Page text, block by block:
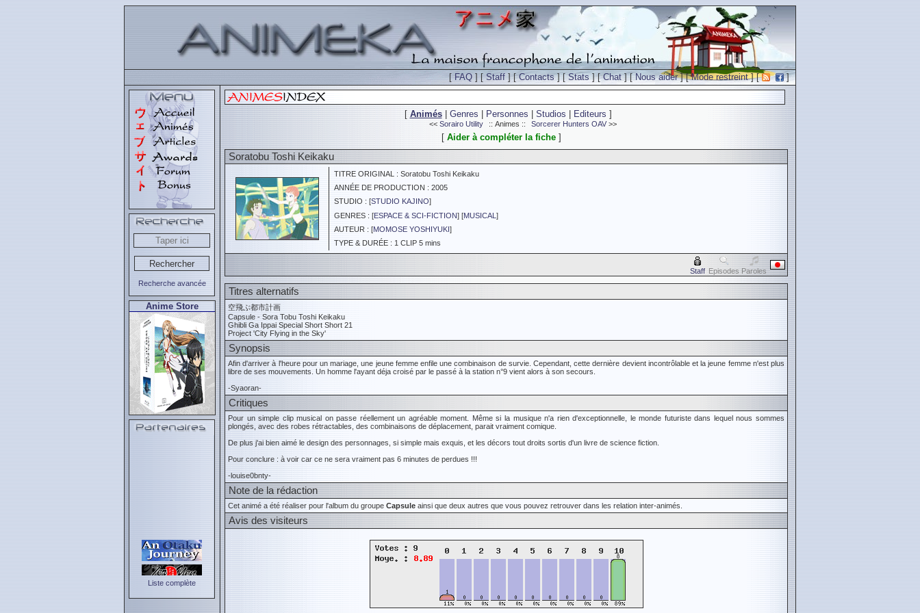
[FAQ ] [Staff ] [Contacts] [Stats] [Chat] [Nous aider] [Mode restreint] [ ]
Recherche avancée
Anime Store
Liste complète
[ Animés| Genres Personnes Studios Editeurs ]
<< Sorairo Utility :: Animes :: Sorcerer Hunters OAV >>
[ Aider à compléter la fiche]
Soratobu Toshi Keikaku
TITRE ORIGINAL : Soratobu Toshi Keikaku
ANNÉE DE PRODUCTION : 2005
STUDIO : [STUDIO KAJINO]
GENRES : [ESPACE & SCI-FICTION] [MUSICAL ]
AUTEUR : [MOMOSE YOSHIYUKI]
TYPE & DURÉE : 1 CLIP 5 mins
Staff Episodes Paroles
Titres alternatifs
空飛ぶ都市計画
Capsule - Sora Tobu Toshi Keikaku
Ghibli Ga Ippai Special Short Short 21
Project 'City Flying in the Sky'
Synopsis
Afin d'arriver à l'heure pour un mariage, une jeune femme enfile une combinaison de survie. Cependant, cette dernière devient incontrôlable et la jeune femme n'est plus
libre de ses mouvements. Un homme l'ayant déja croisé par le passé à la station n°9 vient alors à son secours.
-Syaoran-
Critiques
Pour un simple clip musical on passe réellement un agréable moment. Même si la musique n'a rien d'exceptionnelle, le monde futuriste dans lequel nous sommes
plongés, avec des robes rétractables, des combinaisons de déplacement, parait vraiment comique.
De plus j'ai bien aimé le design des personnages, si simple mais exquis, et les décors tout droits sortis d'un livre de science fiction.
Pour conclure : à voir car ce ne sera vraiment pas 6 minutes de perdues !!!
-louise0bnty-
Note de la rédaction
Cet animé a été réaliser pour l'album du groupe Capsule ainsi que deux autres que vous pouvez retrouver dans les relation inter-animés.
Avis des visiteurs